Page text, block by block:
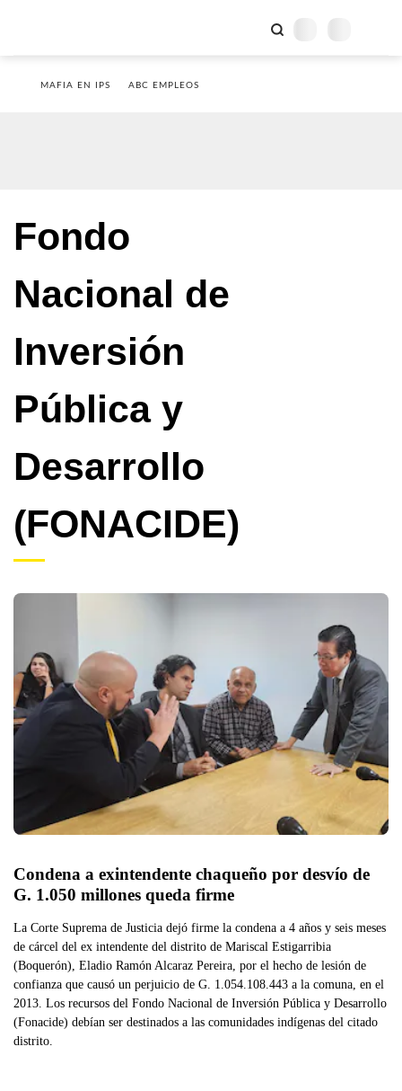
MAFIA EN IPS ABC EMPLEOS
Fondo
Nacional de
Inversión
Pública y
Desarrollo
(FONACIDE)
Condena a exintendente chaqueño por desvío de
G. 1.050 millones queda firme
La Corte Suprema de Justicia dejó firme la condena a 4 años y seis meses
de cárcel del ex intendente del distrito de Mariscal Estigarribia
(Boquerón), Eladio Ramón Alcaraz Pereira, por el hecho de lesión de
confianza que causó un perjuicio de G. 1.054.108.443 a la comuna, en el
2013. Los recursos del Fondo Nacional de Inversión Pública y Desarrollo
(Fonacide) debían ser destinados a las comunidades indígenas del citado
distrito.